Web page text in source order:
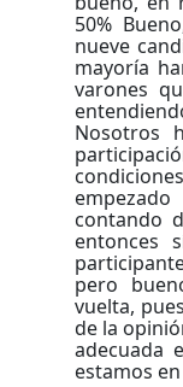
50%
nueve
mayoría
varones
Nosotros
contando
entonces
pero
vuelta,
de la
adecuada
estamos